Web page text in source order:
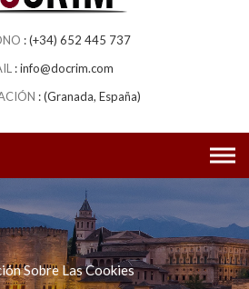
(+34) 652 445 737
info@docrim.com
(Granada, España)
Sobre Las Cookies